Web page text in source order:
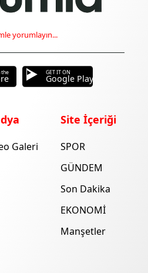
yorumlayın...
the GET IT ON
Google Play
Galeri
Site İçeriği
SPOR
GÜNDEM
Son Dakika
EKONOMİ
Manşetler